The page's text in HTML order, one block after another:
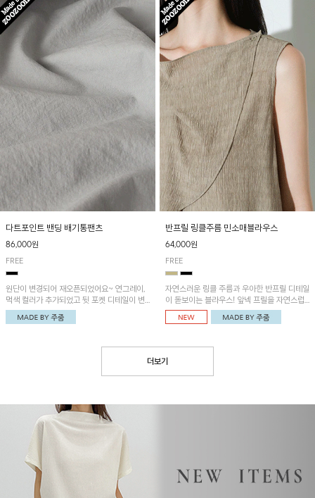
다트포인트 밴딩 배기통팬츠
86,000원
FREE
원단이 변경되어 재오픈되었어요~ 연그레이,
먹색 컬러가 추가되었고 뒷 포켓 디테일이 변
경되었습니다~가볍고 시원하게 착용되는 배
기통팬츠! 허리밴딩과 여유로운 통으로 편안해
반프릴 링클주름 민소매블라우스
64,000원
FREE
자연스러운 링클 주름과 우아한 반프릴 디테일
이 돋보이는 블라우스! 앞넥 프릴을 자연스럽
게 내려 여성스러운 무드로 연출하거나, 어깨
옆 단추에 걸어 세련된 카울넥 스타일로 연출
더보기